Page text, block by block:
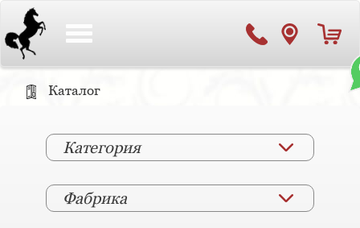
Каталог
Категория
Фабрика